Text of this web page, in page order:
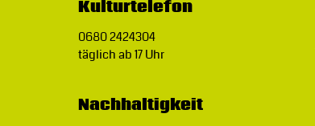
Kulturtelefon
0680 2424304
täglich ab 17 Uhr
Nachhaltigkeit